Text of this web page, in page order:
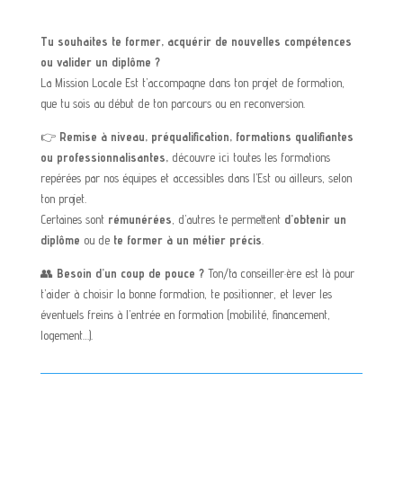
Tu souhaites te former, acquérir de nouvelles compétences
ou valider un diplôme ?
La Mission Locale Est t’accompagne dans ton projet de formation,
que tu sois au début de ton parcours ou en reconversion.
👉 Remise à niveau, préqualification, formations qualifiantes
ou professionnalisantes,découvre ici toutes les formations
repérées par nos équipes et accessibles dans l’Est ou ailleurs, selon
ton projet.
Certaines sont rémunérées , d’autres te permettent d’obtenir un
diplôme ou de te former à un métier précis
👥 Besoin d’un coup de pouce ?Ton/ta conseiller·ère est là pour
t’aider à choisir la bonne formation, te positionner, et lever les
éventuels freins à l’entrée en formation (mobilité, financement,
logement…).